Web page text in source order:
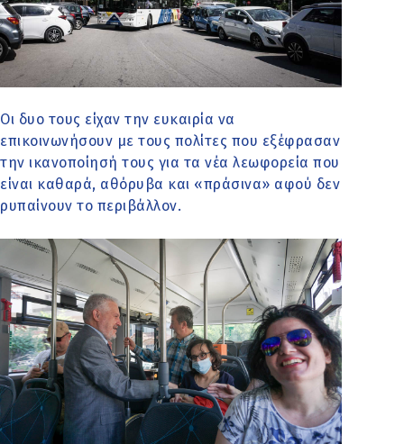
Οι δυο τους είχαν την ευκαιρία να
επικοινωνήσουν με τους πολίτες που εξέφρασαν
την ικανοποίησή τους για τα νέα λεωφορεία που
είναι καθαρά, αθόρυβα και «πράσινα» αφού δεν
ρυπαίνουν το περιβάλλον.